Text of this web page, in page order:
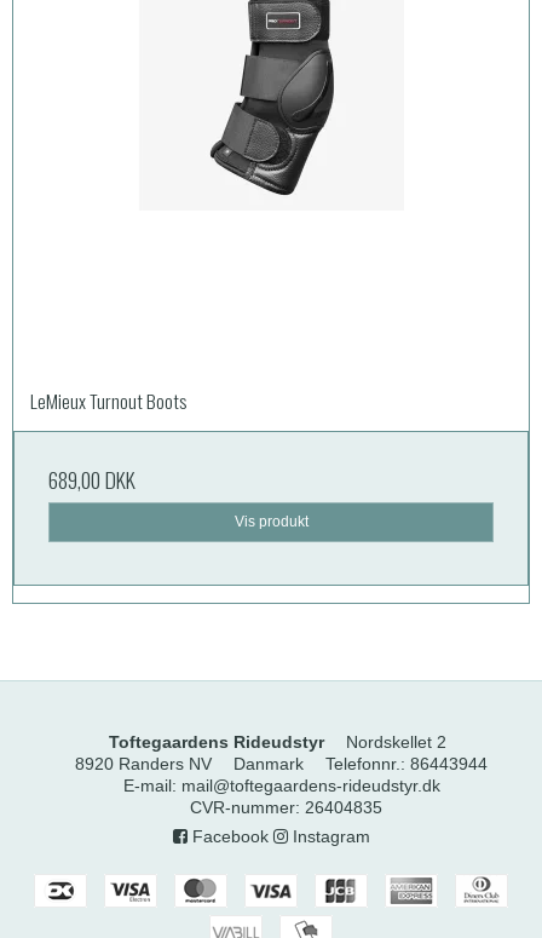
LeMieux Turnout Boots
689,00 DKK
Vis produkt
Toftegaardens Rideudstyr
Nordskellet 2
8920 Randers NV
Danmark Telefonnr. : 86443944
E-mail: mail@toftegaardens-rideudstyr.dk
CVR-nummer: 26404835
Facebook
Instagram